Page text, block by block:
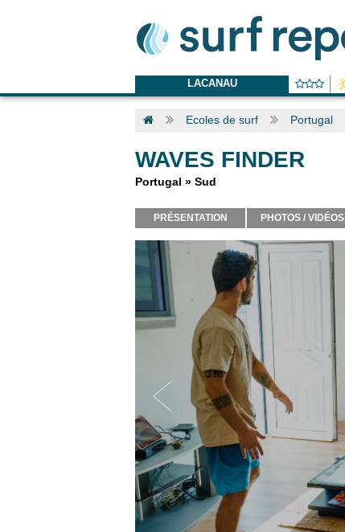
LACANAU
Ecoles de surf Portugal
WAVES FINDER
Portugal » Sud
PRÉSENTATION PHOTOS / VIDÉOS